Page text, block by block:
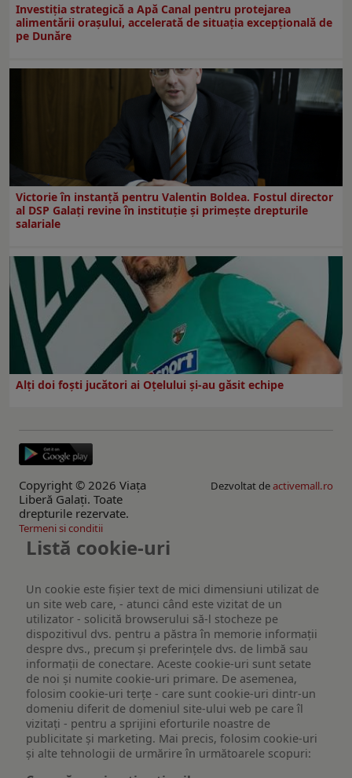
Investiția strategică a Apă Canal pentru protejarea
alimentării orașului, accelerată de situația excepțională de
pe Dunăre
Victorie în instanță pentru Valentin Boldea. Fostul director
al DSP Galați revine în instituție și primește drepturile
salariale
Alți doi foști jucători ai Oțelului și-au găsit echipe
Copyright © 2026 Viaţa
Liberă Galaţi. Toate
drepturile rezervate.
Dezvoltat deactivemall.ro
Termeni si conditii
Listă cookie-uri
Un cookie este fişier text de mici dimensiuni utilizat de
un site web care, - atunci când este vizitat de un
utilizator - solicită browserului să-l stocheze pe
dispozitivul dvs. pentru a păstra în memorie informații
despre dvs., precum și preferințele dvs. de limbă sau
informații de conectare. Aceste cookie-uri sunt setate
de noi și numite cookie-uri primare. De asemenea,
folosim cookie-uri terțe - care sunt cookie-uri dintr-un
domeniu diferit de domeniul site-ului web pe care îl
vizitați - pentru a sprijini eforturile noastre de
publicitate și marketing. Mai precis, folosim cookie-uri
și alte tehnologii de urmărire în următoarele scopuri: